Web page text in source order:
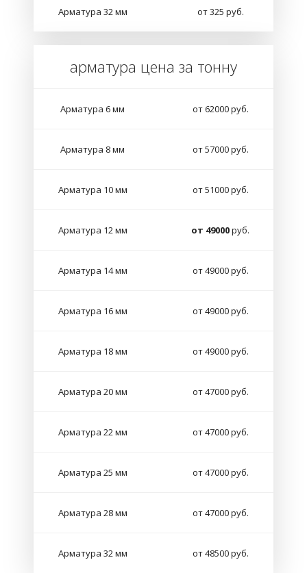
Арматура 32 мм от 325 руб.
арматура цена за тонну
Арматура 6 мм от 62000 руб.
Арматура 8 мм от 57000 руб.
Арматура 10 мм от 51000 руб.
Арматура 12 мм от 49000руб.
Арматура 14 мм от 49000 руб.
Арматура 16 мм от 49000 руб.
Арматура 18 мм от 49000 руб.
Арматура 20 мм от 47000 руб.
Арматура 22 мм от 47000 руб.
Арматура 25 мм от 47000 руб.
Арматура 28 мм от 47000 руб.
Арматура 32 мм от 48500 руб.